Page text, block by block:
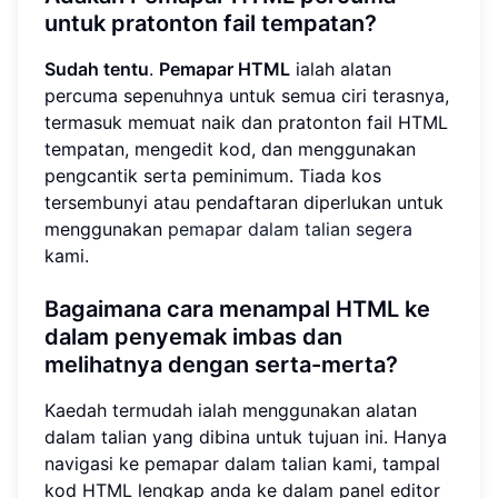
untuk pratonton fail tempatan?
Sudah tentu. Pemapar HTML ialah alatan
percuma sepenuhnya untuk semua ciri terasnya,
termasuk memuat naik dan pratonton fail HTML
tempatan, mengedit kod, dan menggunakan
pengcantik serta peminimum. Tiada kos
tersembunyi atau pendaftaran diperlukan untuk
menggunakan pemapar dalam talian segera
kami.
Bagaimana cara menampal HTML ke
dalam penyemak imbas dan
melihatnya dengan serta-merta?
Kaedah termudah ialah menggunakan alatan
dalam talian yang dibina untuk tujuan ini. Hanya
navigasi ke pemapar dalam talian kami, tampal
kod HTML lengkap anda ke dalam panel editor